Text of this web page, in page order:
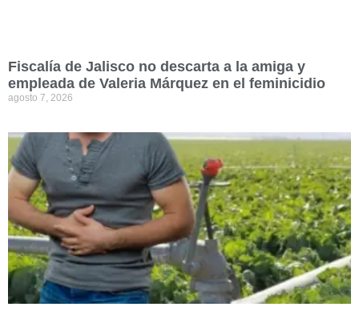
Fiscalía de Jalisco no descarta a la amiga y
empleada de Valeria Márquez en el feminicidio
agosto 7, 2026